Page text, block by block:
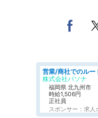
株式会社パソナ
福岡県 北九州市
時給1,506円
正社員
スポンサー：求人